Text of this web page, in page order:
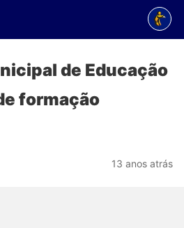
de Educação
formação
13 anos atrás